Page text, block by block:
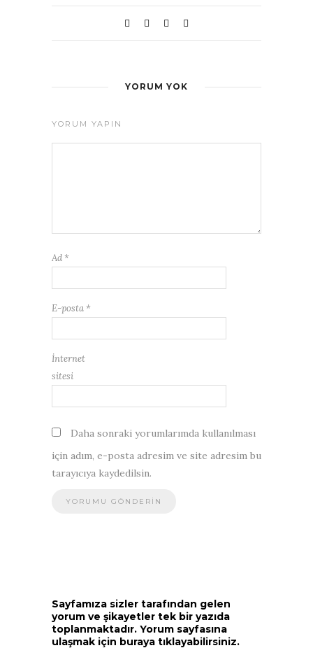
YORUM YOK
YORUM YAPIN
Ad *
E-posta *
İnternet
sitesi
Daha sonraki yorumlarımda kullanılması
için adım, e-posta adresim ve site adresim bu
tarayıcıya kaydedilsin.
Sayfamıza sizler tarafından gelen
yorum ve şikayetler tek bir yazıda
toplanmaktadır. Yorum sayfasına
ulaşmak için buraya tıklayabilirsiniz.